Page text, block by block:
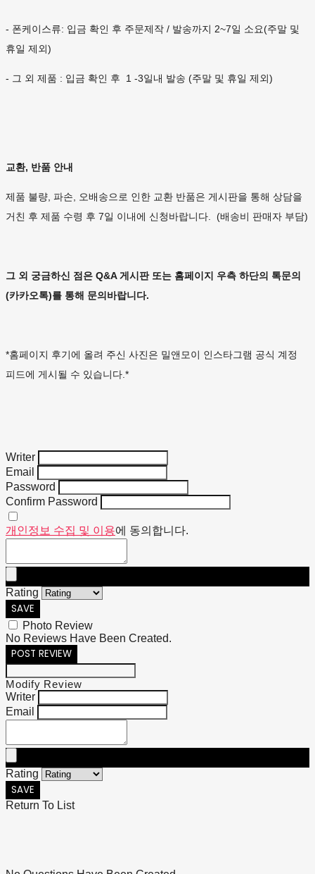
- 폰케이스류: 입금 확인 후 주문제작 / 발송까지 2~7일 소요(주말 및
휴일 제외)
- 그 외 제품 : 입금 확인 후 1 -3일내 발송 (주말 및 휴일 제외)
교환, 반품 안내
제품 불량, 파손, 오배송으로 인한 교환 반품은 게시판을 통해 상담을
거친 후 제품 수령 후 7일 이내에 신청바랍니다. (배송비 판매자 부담)
그 외 궁금하신 점은 Q&A 게시판 또는 홈페이지 우측 하단의 톡문의
(카카오톡)를 통해 문의바랍니다.
*홈페이지 후기에 올려 주신 사진은 밀앤모이 인스타그램 공식 계정
피드에 게시될 수 있습니다.*
Writer
Email
Password
Confirm Password
개인정보 수집 및 이용에 동의합니다.
Rating
SAVE
Photo Review
No Reviews Have Been Created.
POST REVIEW
Modify Review
Writer
Email
Rating
SAVE
Return To List